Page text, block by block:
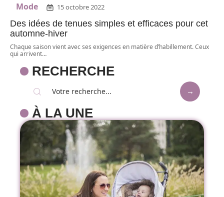
Mode 15 octobre 2022
Des idées de tenues simples et efficaces pour cet
automne-hiver
Chaque saison vient avec ses exigences en matière d’habillement. Ceux
qui arrivent…
RECHERCHE
À LA UNE